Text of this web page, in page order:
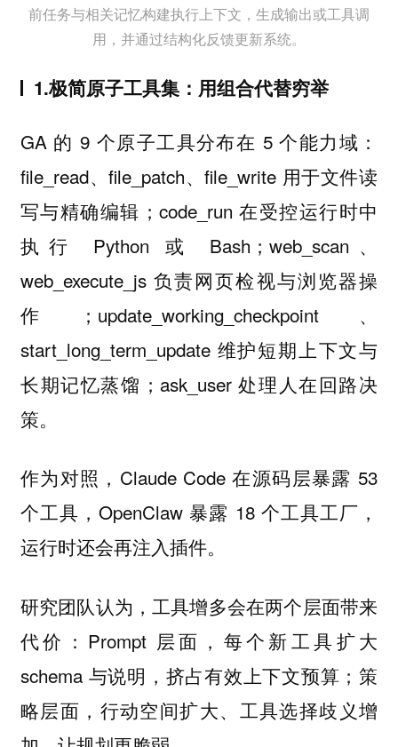
前任务与相关记忆构建执行上下文，生成输出或工具调
用，并通过结构化反馈更新系统。
1.极简原子工具集：用组合代替穷举
GA 的 9 个原子工具分布在 5 个能力域：
file_read、file_patch、file_write 用于文件读
写与精确编辑；code_run 在受控运行时中
执行 Python 或 Bash；web_scan、
web_execute_js 负责网页检视与浏览器操
作；update_working_checkpoint、
start_long_term_update 维护短期上下文与
长期记忆蒸馏；ask_user 处理人在回路决
策。
作为对照，Claude Code 在源码层暴露 53
个工具，OpenClaw 暴露 18 个工具工厂，
运行时还会再注入插件。
研究团队认为，工具增多会在两个层面带来
代价：Prompt 层面，每个新工具扩大
schema 与说明，挤占有效上下文预算；策
略层面，行动空间扩大、工具选择歧义增